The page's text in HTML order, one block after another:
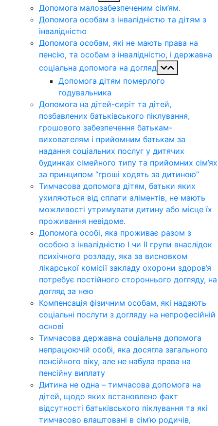
Допомога малозабезпеченим сім’ям.
Допомога особам з інвалідністю та дітям з
інвалідністю
Допомога особам, які не мають права на
пенсію, та особам з інвалідністю, і державна
соціальна допомога на догляд
Допомога дітям померлого
годувальника
Допомога на дітей-сиріт та дітей,
позбавлених батьківського піклування,
грошового забезпечення батькам-
вихователям і прийомним батькам за
надання соціальних послуг у дитячих
будинках сімейного типу та прийомних сім’ях
за принципом “гроші ходять за дитиною”
Тимчасова допомога дітям, батьки яких
ухиляються від сплати аліментів, не мають
можливості утримувати дитину або місце їх
проживання невідоме.
Допомога особі, яка проживає разом з
особою з інвалідністю І чи ІІ групи внаслідок
психічного розладу, яка за висновком
лікарської комісії закладу охорони здоров’я
потребує постійного стороннього догляду, на
догляд за нею
Компенсація фізичним особам, які надають
соціальні послуги з догляду на непрофесійній
основі
Тимчасова державна соціальна допомога
непрацюючій особі, яка досягла загального
пенсійного віку, але не набула права на
пенсійну виплату
Дитина не одна – тимчасова допомога на
дітей, щодо яких встановлено факт
відсутності батьківського піклування та які
тимчасово влаштовані в сім’ю родичів,